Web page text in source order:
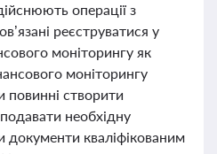
операції з
реєструватися у
моніторингу як
моніторингу
створити
необхідну
кваліфікованим